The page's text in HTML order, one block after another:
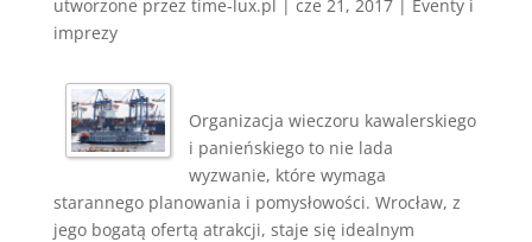
utworzone przez time-lux.pl | cze 21, 2017| Eventy i
imprezy
Organizacja wieczoru kawalerskiego
i panieńskiego to nie lada
wyzwanie, które wymaga
starannego planowania i pomysłowości. Wrocław, z
jego bogatą ofertą atrakcji, staje się idealnym